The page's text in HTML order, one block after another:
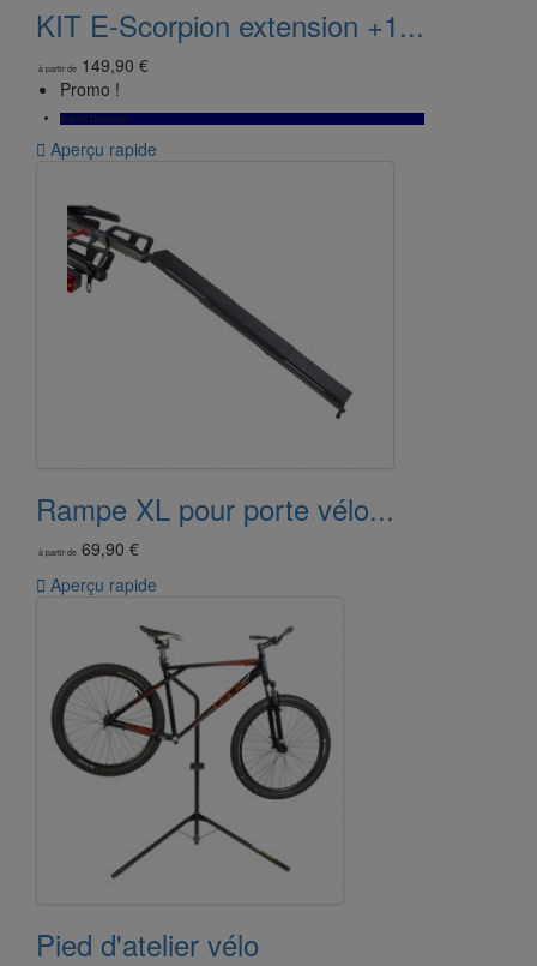
KIT E-Scorpion extension +1...
à partir de 149,90 €
Promo !
Bientôt Disponible
 Aperçu rapide
Rampe XL pour porte vélo...
à partir de 69,90 €
 Aperçu rapide
Pied d'atelier vélo